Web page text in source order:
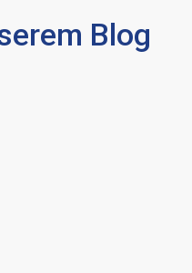
Blog